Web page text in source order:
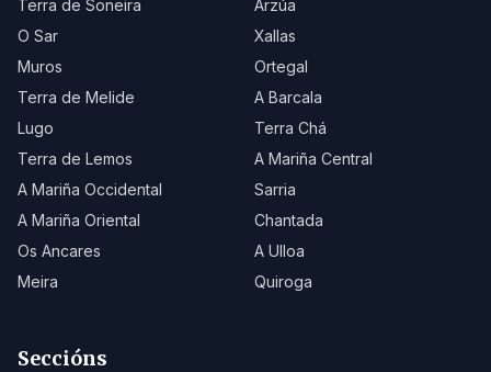
Terra de Soneira
Arzúa
O Sar
Xallas
Muros
Ortegal
Terra de Melide
A Barcala
Lugo
Terra Chá
Terra de Lemos
A Mariña Central
A Mariña Occidental
Sarria
A Mariña Oriental
Chantada
Os Ancares
A Ulloa
Meira
Quiroga
Seccións